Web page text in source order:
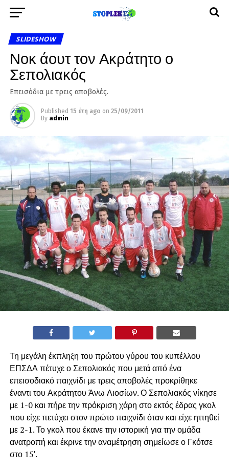
SLIDESHOW
Νοκ άουτ τον Ακράτητο ο
Σεπολιακός
Επεισόδια με τρεις αποβολές.
Published 15 έτη ago on 25/09/2011
By admin
Τη μεγάλη έκπληξη του πρώτου γύρου του κυπέλλου
ΕΠΣΔΑ πέτυχε ο Σεπολιακός που μετά από ένα
επεισοδιακό παιχνίδι με τρεις αποβολές προκρίθηκε
έναντι του Ακράτητου Άνω Λιοσίων. Ο Σεπολιακός νίκησε
με 1-0 και πήρε την πρόκριση χάρη στο εκτός έδρας γκολ
που είχε πετύχει στον πρώτο παιχνίδι όταν και είχε ηττηθεί
με 2-1. Το γκολ που έκανε την ιστορική για την ομάδα
ανατροπή και έκρινε την αναμέτρηση σημείωσε ο Γκότσε
στο 15′.